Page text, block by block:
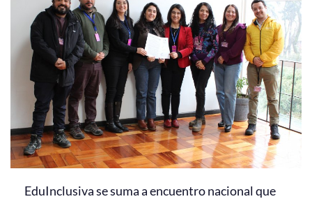
EduInclusiva se suma a encuentro nacional que